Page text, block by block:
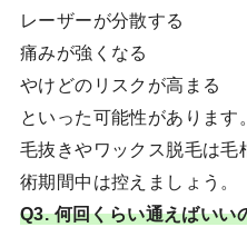
レーザーが分散する
痛みが強くなる
やけどのリスクが高まる
といった可能性があります。
毛抜きやワックス脱毛は
術期間中は控えましょう。
Q3. 何回くらい通えばいい